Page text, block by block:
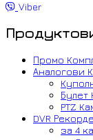
Viber
Промо
Аналогови
Булет
PTZ
DVR
за 4